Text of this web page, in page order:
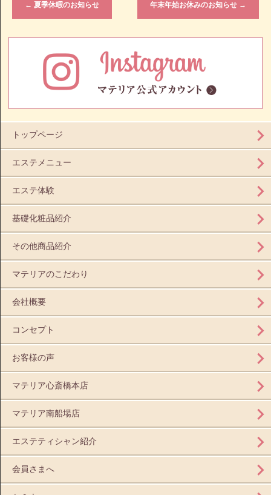
← 夏季休暇のお知らせ 年末年始お休みのお知らせ →
トップページ
エステメニュー
エステ体験
基礎化粧品紹介
その他商品紹介
マテリアのこだわり
会社概要
コンセプト
お客様の声
マテリア心斎橋本店
マテリア南船場店
エステティシャン紹介
会員さまへ